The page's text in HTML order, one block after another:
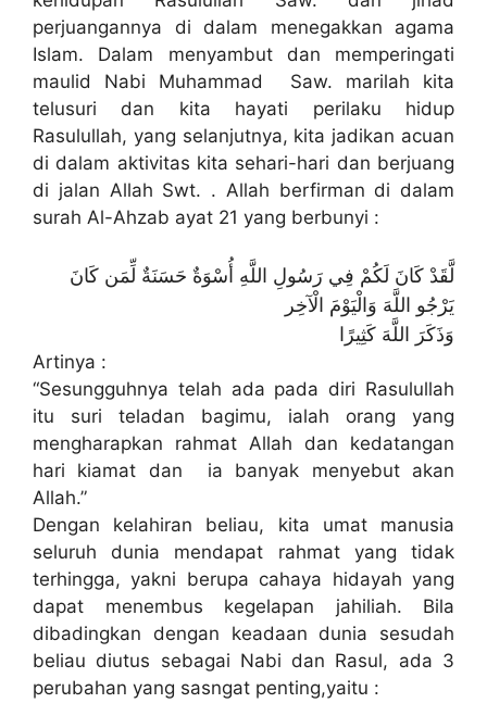
perjuangannya di dalam menegakkan agama
Islam. Dalam menyambut dan memperingati
maulid Nabi Muhammad Saw. marilah kita
telusuri dan kita hayati perilaku hidup
Rasulullah, yang selanjutnya, kita jadikan acuan
di dalam aktivitas kita sehari-hari dan berjuang
di jalan Allah Swt. . Allah berfirman di dalam
surah Al-Ahzab ayat 21 yang berbunyi :
لَّقَدْ كَانَ لَكُمْ فِي رَسُولِ اللَّهِ أُسْوَةٌ حَسَنَةٌ لِّمَن كَانَ
يَرْجُو اللَّهَ وَالْيَوْمَ الْآخِر
وَذَكَرَ اللَّهَ كَثِيرًا
Artinya :
“Sesungguhnya telah ada pada diri Rasulullah
itu suri teladan bagimu, ialah orang yang
mengharapkan rahmat Allah dan kedatangan
hari kiamat dan ia banyak menyebut akan
Allah.”
Dengan kelahiran beliau, kita umat manusia
seluruh dunia mendapat rahmat yang tidak
terhingga, yakni berupa cahaya hidayah yang
dapat menembus kegelapan jahiliah. Bila
dibadingkan dengan keadaan dunia sesudah
beliau diutus sebagai Nabi dan Rasul, ada 3
perubahan yang sasngat penting,yaitu :